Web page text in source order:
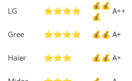
LG
⭐⭐⭐⭐
💰💰
💰
A++
Gree
⭐⭐⭐⭐ 💰💰 A+
Haier
⭐⭐⭐ 💰💰 A+